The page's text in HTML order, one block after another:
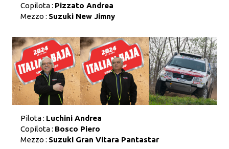
Copilota : Pizzato Andrea
Mezzo : Suzuki New Jimny
Pilota : Luchini Andrea
Copilota : Bosco Piero
Mezzo : Suzuki Gran Vitara Pantastar